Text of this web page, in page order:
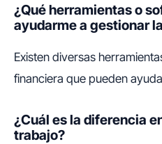
¿Qué herramientas o
ayudarme a gestionar
Existen diversas
financiera que pueden
¿Cuál es la diferencia
trabajo?